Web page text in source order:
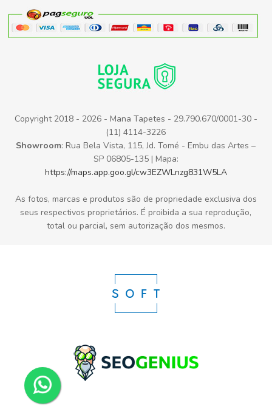
Copyright 2018 - 2026 - Mana Tapetes - 29.790.670/0001-30 -
(11) 4114-3226
Showroom: Rua Bela Vista, 115, Jd. Tomé - Embu das Artes –
SP 06805-135 | Mapa:
https://maps.app.goo.gl/cw3EZWLnzg831W5LA
As fotos, marcas e produtos são de propriedade exclusiva dos
seus respectivos proprietários. É proibida a sua reprodução,
total ou parcial, sem autorização dos mesmos.